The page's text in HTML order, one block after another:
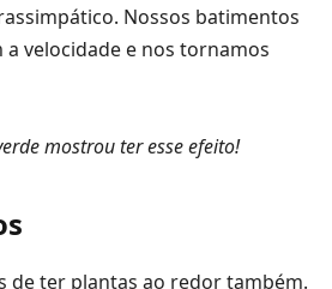
Nossos batimentos
velocidade e nos tornamos
mostrou ter esse efeito!
de ter plantas ao redor também.